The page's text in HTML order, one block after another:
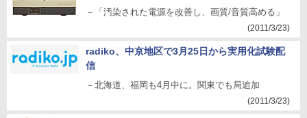
－「汚染された電源を改善し、画質/音質高める」
(2011/3/23)
radiko、中京地区で3月25日から実用化試験配
信
－北海道、福岡も4月中に。関東でも局追加
(2011/3/23)